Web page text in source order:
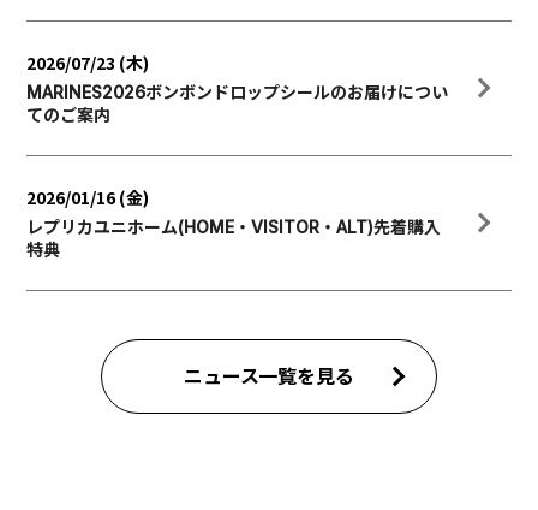
2026/07/23 (木)
MARINES2026ボンボンドロップシールのお届けについ
てのご案内
2026/01/16 (金)
レプリカユニホーム(HOME・VISITOR・ALT)先着購入
特典
ニュース一覧を見る